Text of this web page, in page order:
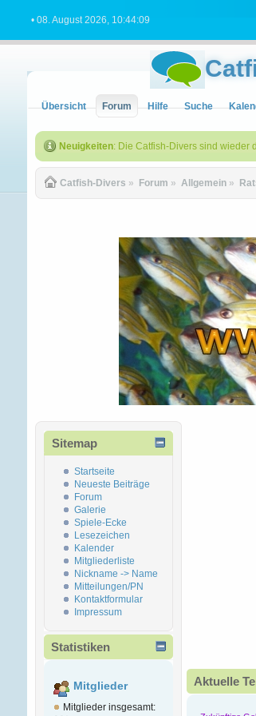
• 08. August 2026, 10:44:09
Übersicht Forum Hilfe Suche
Neuigkeiten: Die Catfish-Divers sind wieder
Catfish-Divers » Forum » Allgemein »
Sitemap
Startseite
Neueste Beiträge
Forum
Galerie
Spiele-Ecke
Lesezeichen
Kalender
Mitgliederliste
Nickname -> Name
Mitteilungen/PN
Kontaktformular
Impressum
Statistiken
Mitglieder
Mitglieder insgesamt:
Aktuelle